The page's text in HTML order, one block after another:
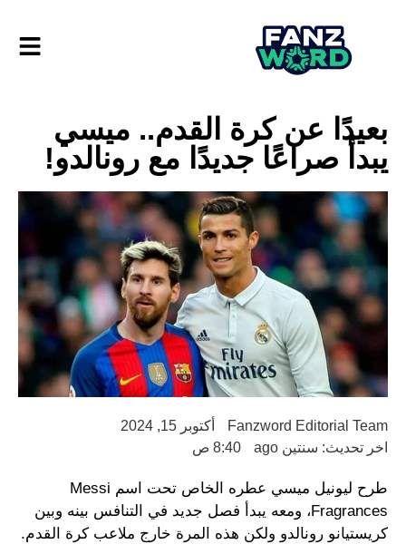
بعيدًا عن كرة القدم.. ميسي
يبدأ صراعًا جديدًا مع رونالدو!
Fanzword Editorial Team
أكتوبر 15, 2024
اخر تحديث: سنتين ago
8:40 ص
طرح ليونيل ميسي عطره الخاص تحت اسم Messi
Fragrances، ومعه يبدأ فصل جديد في التنافس بينه وبين
كريستيانو رونالدو ولكن هذه المرة خارج ملاعب كرة القدم.